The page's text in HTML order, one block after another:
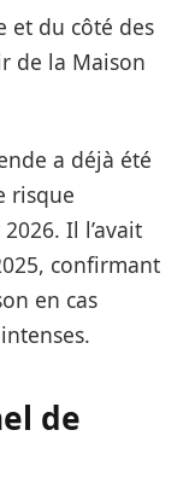
et du côté des
de la Maison
a déjà été
risque
Il l’avait
confirmant
en cas
de